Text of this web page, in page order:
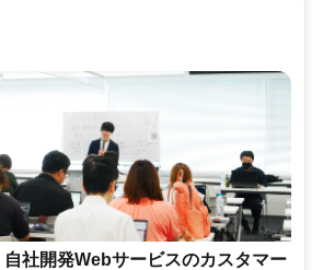
自社開発Webサービスのカスタマー